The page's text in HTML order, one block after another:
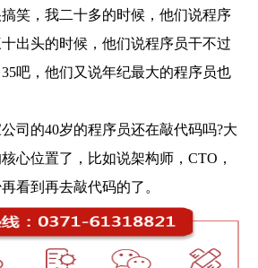
笑，我二十多的时候，他们说程序
出头的时候，他们说程序员干不过
吧，他们又说年纪最大的程序员也
司的40岁的程序员还在敲代码吗?大
心位置了，比如说架构师，CTO，
看到再去敲代码的了。